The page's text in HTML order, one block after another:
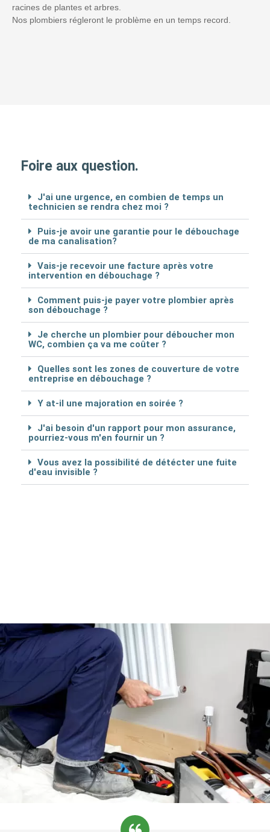
racines de plantes et arbres.
Nos plombiers régleront le problème en un temps record.
Foire aux question.
J'ai une urgence, en combien de temps un
technicien se rendra chez moi ?
Puis-je avoir une garantie pour le débouchage
de ma canalisation?
Vais-je recevoir une facture après votre
intervention en débouchage ?
Comment puis-je payer votre plombier après
son débouchage ?
Je cherche un plombier pour déboucher mon
WC, combien ça va me coûter ?
Quelles sont les zones de couverture de votre
entreprise en débouchage ?
Y at-il une majoration en soirée ?
J'ai besoin d'un rapport pour mon assurance,
pourriez-vous m'en fournir un ?
Vous avez la possibilité de détécter une fuite
d'eau invisible ?